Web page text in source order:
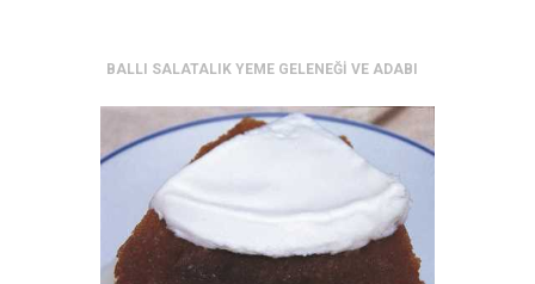
BALLI SALATALIK YEME GELENEĞİ VE ADABI